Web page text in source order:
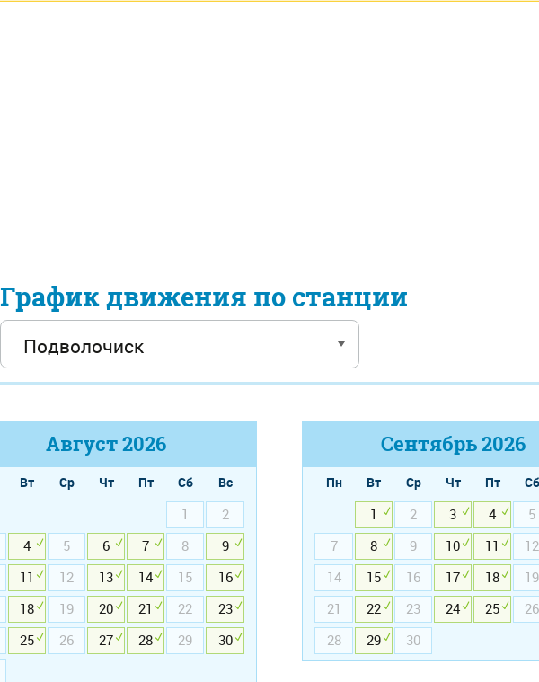
График движения по станции
Август2026
Вт Ср Чт Пт Сб
Вс
1
2
4 5 6 7 8
9
11 12 13 14 15
16
18 19 20 21 22
23
25 26 27 28 29
30
Сентябрь2026
Пн Вт Ср Чт Пт
Сб
1
2 3 4
5
7
8 9 10 11
12
14
15 16 17 18
19
21
22 23 24 25
26
28
29 30